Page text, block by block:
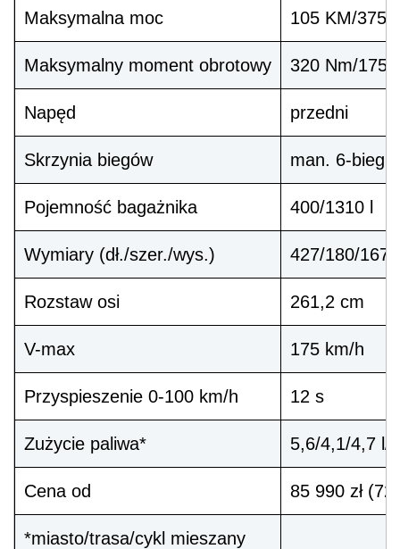
Maksymalna moc 105 KM/
Maksymalny moment obrotowy 320 Nm/
Napęd przedni
Skrzynia biegów man. 6-bieg.
Pojemność bagażnika 400/1310 l
Wymiary (dł./szer./wys.) 427/180/
Rozstaw osi 261,2 cm
V-max 175 km/h
Przyspieszenie 0-100 km/h 12 s
Zużycie paliwa* 5,6/4,1/4,7 l/
Cena od 85 990 zł
*miasto/trasa/cykl mieszany